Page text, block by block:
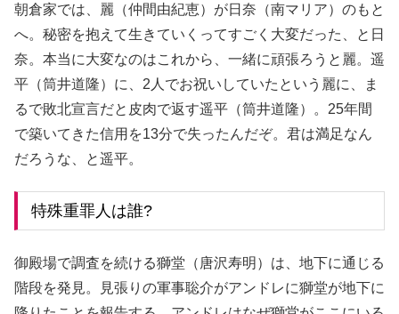
朝倉家では、麗（仲間由紀恵）が日奈（南マリア）のもと
へ。秘密を抱えて生きていくってすごく大変だった、と日
奈。本当に大変なのはこれから、一緒に頑張ろうと麗。遥
平（筒井道隆）に、2人でお祝いしていたという麗に、ま
るで敗北宣言だと皮肉で返す遥平（筒井道隆）。25年間
で築いてきた信用を13分で失ったんだぞ。君は満足なん
だろうな、と遥平。
特殊重罪人は誰?
御殿場で調査を続ける獅堂（唐沢寿明）は、地下に通じる
階段を発見。見張りの軍事聡介がアンドレに獅堂が地下に